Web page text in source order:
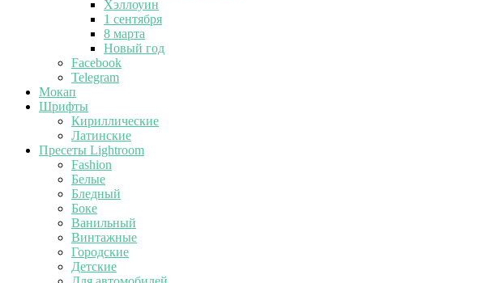
Хэллоуин
1 сентября
8 марта
Новый год
Facebook
Telegram
Мокап
Шрифты
Кириллические
Латинские
Пресеты Lightroom
Fashion
Белые
Бледный
Боке
Ванильный
Винтажные
Городские
Детские